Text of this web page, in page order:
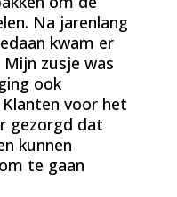
Na jarenlang
kwam er
zusje was
ook
voor het
gezorgd dat
kunnen
te gaan